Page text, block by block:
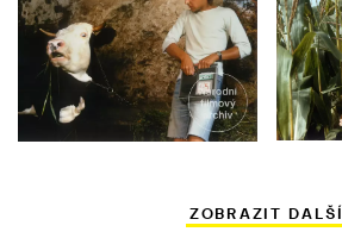
ZOBRAZIT DALŠÍ